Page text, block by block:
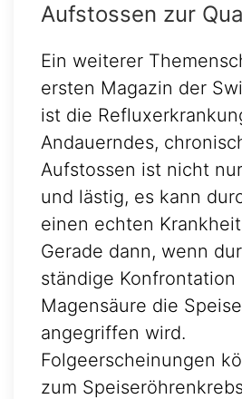
Aufstossen zur
Ein weiterer
ersten Magazin der
ist die
Andauerndes,
Aufstossen ist nicht
und lästig, es kann
einen echten
Gerade dann, wenn
ständige Konfrontation
Magensäure die
angegriffen wird.
Folgeerscheinungen
zum